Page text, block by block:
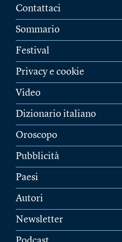
Contattaci
Sommario
Festival
Privacy e cookie
Video
Dizionario italiano
Oroscopo
Pubblicità
Paesi
Autori
Newsletter